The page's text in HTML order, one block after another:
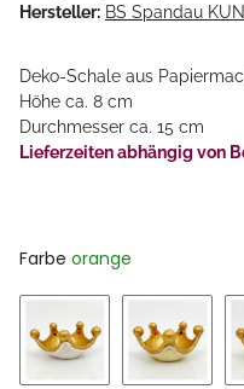
Hersteller: BS Spandau
Deko-Schale aus
Höhe ca. 8 cm
Durchmesser ca. 15 cm
Lieferzeiten abhängig von
Farbe orange